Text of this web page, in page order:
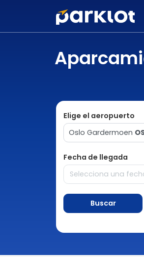
Elige el aeropuerto
Oslo Gardermoen
Fecha de llegada
Buscar